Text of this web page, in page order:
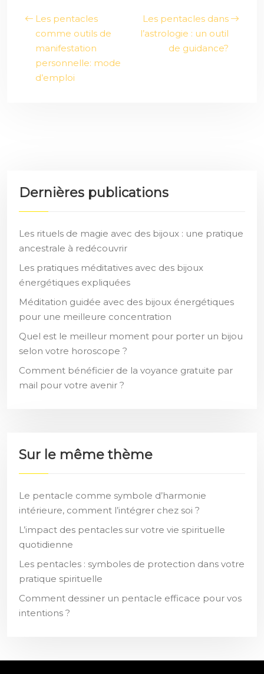
Les pentacles
comme outils de
manifestation
personnelle: mode
d’emploi
Les pentacles dans
l’astrologie : un outil
de guidance?
Dernières publications
Les rituels de magie avec des bijoux : une pratique
ancestrale à redécouvrir
Les pratiques méditatives avec des bijoux
énergétiques expliquées
Méditation guidée avec des bijoux énergétiques
pour une meilleure concentration
Quel est le meilleur moment pour porter un bijou
selon votre horoscope ?
Comment bénéficier de la voyance gratuite par
mail pour votre avenir ?
Sur le même thème
Le pentacle comme symbole d’harmonie
intérieure, comment l’intégrer chez soi ?
L’impact des pentacles sur votre vie spirituelle
quotidienne
Les pentacles : symboles de protection dans votre
pratique spirituelle
Comment dessiner un pentacle efficace pour vos
intentions ?